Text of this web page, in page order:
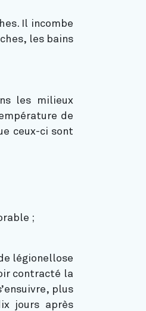
Il incombe
les bains
les milieux
de
ceux-ci sont
;
légionellose
contracté la
plus
jours après